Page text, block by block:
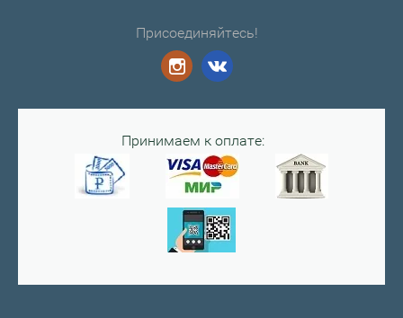
Присоединяйтесь!
Принимаем к оплате: